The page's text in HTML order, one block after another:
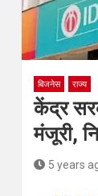
बिजनेस राज्य
केंद्र
मंजूरी,
5 years